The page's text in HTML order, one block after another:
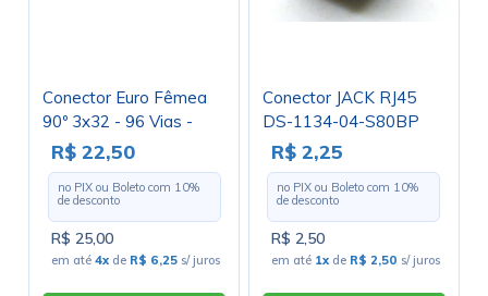
Conector Euro Fêmea
90º 3x32 - 96 Vias -
C96F53A1000
R$ 22,50
no PIX ou Boleto com 10%
de desconto
R$ 25,00
em até4x de R$ 6,25 s/ juros
Conector JACK RJ45
DS-1134-04-S80BP
8P8C Com 08 Vias
R$ 2,25
no PIX ou Boleto com 10%
de desconto
R$ 2,50
em até 1x de R$ 2,50 s/ juros